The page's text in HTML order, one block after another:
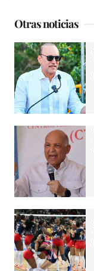
Otras noticias